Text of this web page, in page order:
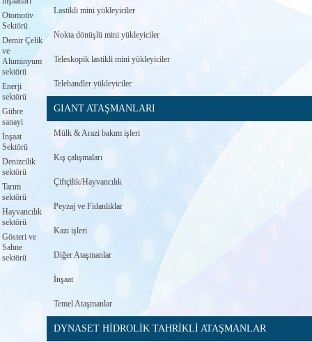
Otomotiv
Sektörü
Demir Çelik
ve
Aluminyum
sektörü
Enerji
sektörü
Gübre
sanayi
İnşaat
Sektörü
Denizcilik
sektörü
Tarım
sektörü
Hayvancılık
sektörü
Gösteri ve
Sahne
sektörü
Lastikli mini yükleyiciler
Nokta dönüşlü mini yükleyiciler
Teleskopik lastikli mini yükleyiciler
Telehandler yükleyiciler
GIANT ATAŞMANLARI
Mülk & Arazi bakım işleri
Kış çalışmaları
Çiftçilik/Hayvancılık
Peyzaj ve Fidanlıklar
Kazı işleri
Diğer Ataşmanlar
İnşaat
Temel Ataşmanlar
DYNASET HİDROLİK TAHRİKLİ ATAŞMANLAR